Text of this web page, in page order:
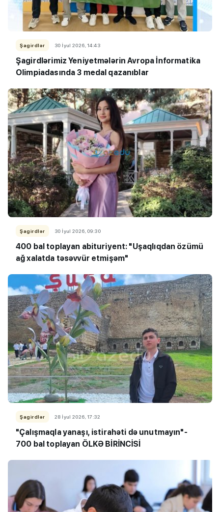
Şagirdlər 30 İyul 2026, 14:43
Şagirdlərimiz Yeniyetmələrin Avropa İnformatika
Olimpiadasında 3 medal qazanıblar
Şagirdlər 30 İyul 2026, 09:30
400 bal toplayan abituriyent: "Uşaqlıqdan özümü
ağ xalatda təsəvvür etmişəm"
Şagirdlər 28 İyul 2026, 17:32
"Çalışmaqla yanaşı, istirahəti də unutmayın"-
700 bal toplayan ÖLKƏ BİRİNCİSİ